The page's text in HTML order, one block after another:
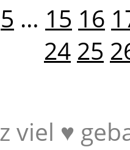
5 … 15 16
24 25
viel ♥